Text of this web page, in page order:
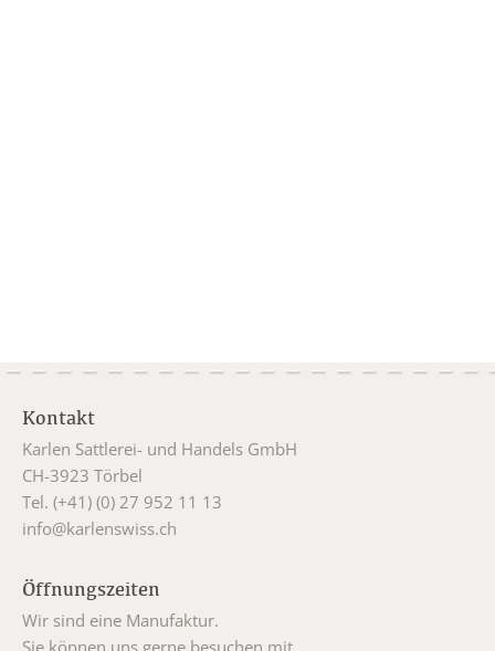
Kontakt
Karlen Sattlerei- und Handels GmbH
CH-3923 Törbel
Tel. (+41) (0) 27 952 11 13
info@karlenswiss.ch
Öffnungszeiten
Wir sind eine Manufaktur.
Sie können uns gerne besuchen mit